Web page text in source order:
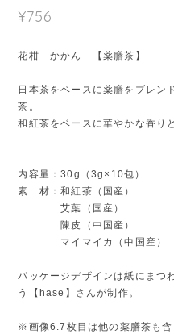
¥756
花柑－かかん－【薬膳茶】
日本茶をベースに薬膳をブレン
茶。
和紅茶をベースに華やかな香り
内容量：30g（3g×10包）
素 材：和紅茶（国産）
艾葉（国産）
陳皮（中国産）
マイマイカ（中国産）
パッケージデザインは紙にまつ
う【hase】さんが制作。
※画像6.7枚目は他の薬膳茶も含